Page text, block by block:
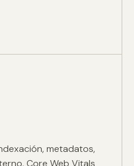
metadatos,